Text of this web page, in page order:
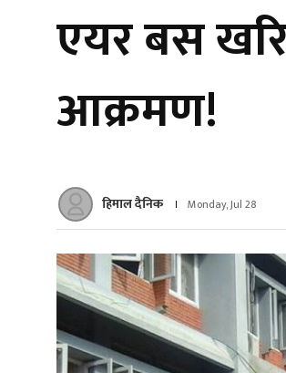
एयर बस
आक्रमण!
हिमाल दैनिक Monday, Jul 28